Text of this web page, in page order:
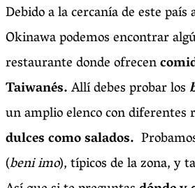
Debido a la cercanía de este país
Okinawa podemos encontrar
restaurante donde ofrecen
Taiwanés.Allí debes probar los
un amplio elenco con diferentes
dulces como salados.
(beni imo), típicos de la zona, y